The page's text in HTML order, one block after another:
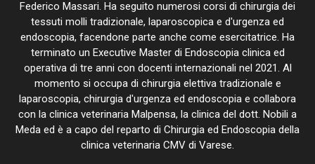
Federico Massari. Ha seguito numerosi corsi di chirurgia dei
tessuti molli tradizionale, laparoscopica e d'urgenza ed
endoscopia, facendone parte anche come esercitatrice. Ha
terminato un Executive Master di Endoscopia clinica ed
operativa di tre anni con docenti internazionali nel 2021. Al
momento si occupa di chirurgia elettiva tradizionale e
laparoscopia, chirurgia d'urgenza ed endoscopia e collabora
con la clinica veterinaria Malpensa, la clinica del dott. Nobili a
Meda ed è a capo del reparto di Chirurgia ed Endoscopia della
clinica veterinaria CMV di Varese.